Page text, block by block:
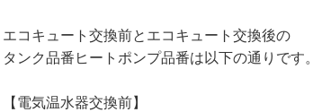
エコキュート交換前とエコキュート交換後の
タンク品番ヒートポンプ品番は以下の通りです。
【電気温水器交換前】